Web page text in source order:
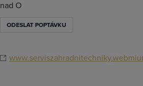
nad O
ODESLAT POPTÁVKU